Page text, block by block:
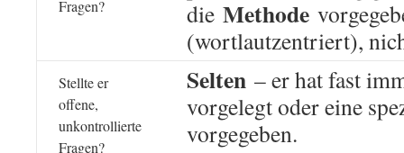
Fragen?
die Methode
(wortlautzentriert),
Stellte er
offene,
unkontrollierte
Fragen?
Selten – er hat fast
vorgelegt oder eine
vorgegeben.